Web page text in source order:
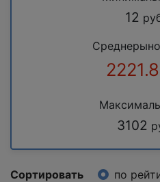
12
2221.8
3102
Сортировать по